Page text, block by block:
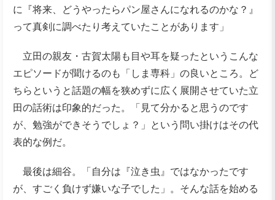
に『将来、どうやったらパン屋さんになれるのかな？』
って真剣に調べたり考えていたことがあります」
立田の親友・古賀太陽も目や耳を疑ったというこんな
エピソードが聞けるのも「しま専科」の良いところ。ど
ちらというと話題の幅を狭めずに広く展開させていた立
田の話術は印象的だった。「見て分かると思うのです
が、勉強ができそうでしょ？」という問い掛けはその代
表的な例だ。
最後は細谷。「自分は『泣き虫』ではなかったです
が、すごく負けず嫌いな子でした」。そんな話を始める